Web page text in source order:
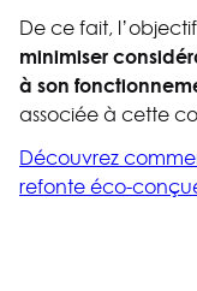
De ce fait,
minimiser
à son
associée à cette
Découvrez
refonte éco-